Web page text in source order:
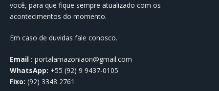
você, para que fique sempre atualizado com os
acontecimentos do momento.
Em caso de duvidas fale conosco.
Email : portalamazoniaon@gmail.com
WhatsApp: +55 (92) 9 9437-0105
Fixo: (92) 3348 2761